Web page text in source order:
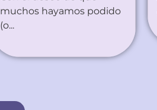
muchos hayamos podido
(o...